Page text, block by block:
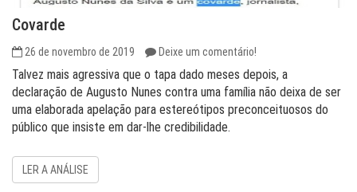
Covarde
26 de novembro de 2019 Deixe um comentário!
T a l v e z m a i s a g r e s s i v a q u e o t a p a d a d o m e s e s d e p o i s , a
d e c l a r a ç ã o d e A u g u s t o N u n e s c o n t r a u m a f a m í l i a n ã o d e i x a d e s e r
u m a e l a b o r a d a a p e l a ç ã o p a r a e s t e r e ó t i p o s p r e c o n c e i t u o s o s d o
p ú b l i c o q u e i n s i s t e e m d a r - l h e c r e d i b i l id a d e .
LER A ANÁLISE